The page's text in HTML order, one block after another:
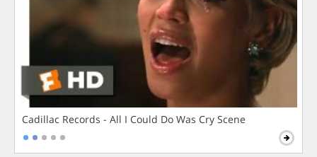
Cadillac Records - All I Could Do Was Cry Scene